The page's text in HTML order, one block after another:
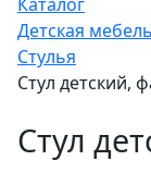
Детская мебель
Стулья
Стул детский,
Стул